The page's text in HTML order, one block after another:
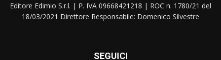
Editore Edimio S.r.l. | P. IVA 09668421218 | ROC n. 1780/21 del
18/03/2021 Direttore Responsabile: Domenico Silvestre
SEGUICI